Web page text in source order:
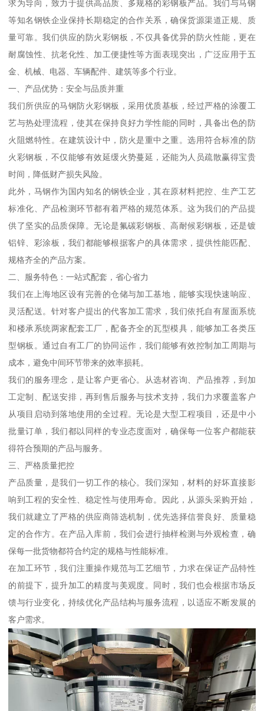
求为导向，致力于提供高品质、多规格的彩钢板产品。我们与马钢
等知名钢铁企业保持长期稳定的合作关系，确保货源渠道正规、质
量可靠。我们供应的防火彩钢板，不仅具备优异的防火性能，更在
耐腐蚀性、抗老化性、加工便捷性等方面表现突出，广泛应用于五
金、机械、电器、车辆配件、建筑等多个行业。
一、产品优势：安全与品质并重
我们所供应的马钢防火彩钢板，采用优质基板，经过严格的涂覆工
艺与热处理流程，使其在保持良好力学性能的同时，具备出色的防
火阻燃特性。在建筑设计中，防火是重中之重。选用符合标准的防
火彩钢板，不仅能够有效延缓火势蔓延，还能为人员疏散赢得宝贵
时间，降低财产损失风险。
此外，马钢作为国内知名的钢铁企业，其在原材料把控、生产工艺
标准化、产品检测环节都有着严格的规范体系。这为我们的产品提
供了坚实的品质保障。无论是氟碳彩钢板、高耐候彩钢板，还是镀
铝锌、彩涂板，我们都能够根据客户的具体需求，提供性能匹配、
规格齐全的产品方案。
二、服务特色：一站式配套，省心省力
我们在上海地区设有完善的仓储与加工基地，能够实现快速响应、
灵活配送。针对客户提出的代客加工需求，我们依托自有屋面系统
和楼承系统两家配套工厂，配备齐全的瓦型模具，能够加工各类压
型钢板。通过自有工厂的协同运作，我们能够有效控制加工周期与
成本，避免中间环节带来的效率损耗。
我们的服务理念，是让客户更省心。从选材咨询、产品推荐，到加
工定制、配送安排，再到售后服务与技术支持，我们力求覆盖客户
从项目启动到落地使用的全过程。无论是大型工程项目，还是中小
批量订单，我们都以同样的专业态度面对，确保每一位客户都能获
得符合预期的产品与服务。
三、严格质量把控
产品质量，是我们一切工作的核心。我们深知，材料的好坏直接影
响到工程的安全性、稳定性与使用寿命。因此，从源头采购开始，
我们就建立了严格的供应商筛选机制，优先选择信誉良好、质量稳
定的合作方。在产品入库前，我们会进行抽样检测与外观检查，确
保每一批货物都符合约定的规格与性能标准。
在加工环节，我们注重操作规范与工艺细节，力求在保证产品特性
的前提下，提升加工的精度与美观度。同时，我们也会根据市场反
馈与行业变化，持续优化产品结构与服务流程，以适应不断发展的
客户需求。